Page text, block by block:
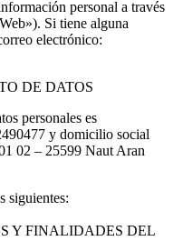
personal a través
Si tiene alguna
electrónico:
DE DATOS
personales es
y domicilio social
02 – 25599 Naut Aran
siguientes:
Y FINALIDADES DEL